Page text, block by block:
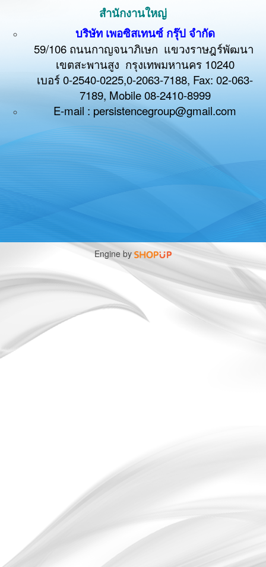
สำนักงานใหญ่
บริษัท เพอซิสเทนซ์ กรุ๊ป จำกัด
59/106 ถนนกาญจนาภิเษก แขวงราษฎร์พัฒนา
เขตสะพานสูง กรุงเทพมหานคร 10240
เบอร์ 0-2540-0225,0-2063-7188, Fax: 02-063-
7189, Mobile08-2410-8999
E-mail : persistencegroup@gmail.com
Engine by